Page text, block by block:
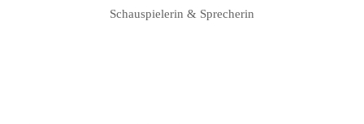
Schauspielerin & Sprecherin